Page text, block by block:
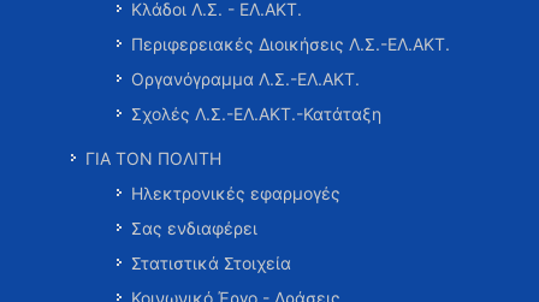
Κλάδοι Λ.Σ. - ΕΛ.ΑΚΤ.
Περιφερειακές Διοικήσεις Λ.Σ.-ΕΛ.ΑΚΤ.
Οργανόγραμμα Λ.Σ.-ΕΛ.ΑΚΤ.
Σχολές Λ.Σ.-ΕΛ.ΑΚΤ.-Κατάταξη
ΓΙΑ ΤΟΝ ΠΟΛΙΤΗ
Ηλεκτρονικές εφαρμογές
Σας ενδιαφέρει
Στατιστικά Στοιχεία